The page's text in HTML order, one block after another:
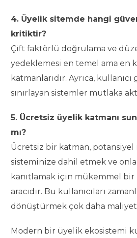
4. Üyelik sitemde hangi
kritiktir?
Çift faktörlü doğrulama ve
yedeklemesi en temel ama en
katmanlarıdır. Ayrıca,
sınırlayan sistemler mutlaka
5. Ücretsiz üyelik katmanı
mı?
Ücretsiz bir katman,
sisteminize dahil etmek ve
kanıtlamak için mükemmel bir
aracıdır. Bu kullanıcıları
dönüştürmek çok daha
Modern bir üyelik ekosistemi